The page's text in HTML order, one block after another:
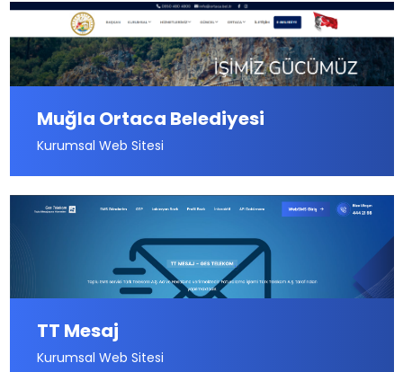
Muğla Ortaca Belediyesi
Kurumsal Web Sitesi
TT Mesaj
Kurumsal Web Sitesi